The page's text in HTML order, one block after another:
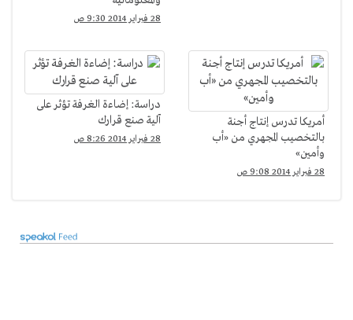
28 فبراير 2014 9:30 ص
أمريكا تدرس إنتاج أجنة
بالتخصيب المجهري من «أب
وأمين»
28 فبراير 2014 9:08 ص
دراسة: إضاءة الغرفة تؤثر على
آلية صنع قرارك
28 فبراير 2014 8:26 ص